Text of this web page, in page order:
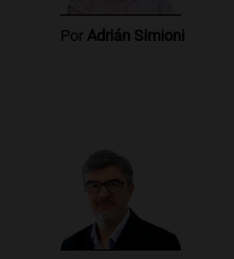
Por Adrián Simioni